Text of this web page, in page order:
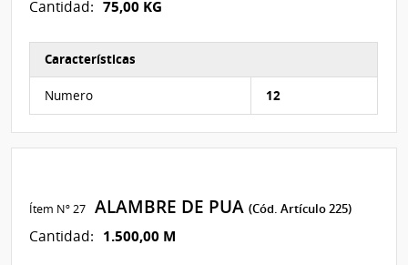
Cantidad: 75,00 KG
Características
Numero 12
Ítem Nº 27 ALAMBRE DE PUA(Cód. Artículo 225)
Cantidad: 1.500,00 M